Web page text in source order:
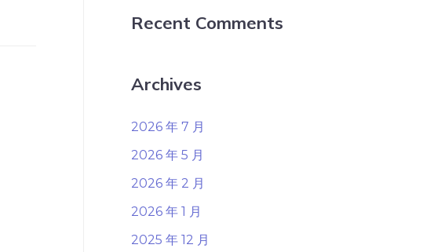
Recent Comments
Archives
2026 年 7 月
2026 年 5 月
2026 年 2 月
2026 年 1 月
2025 年 12 月